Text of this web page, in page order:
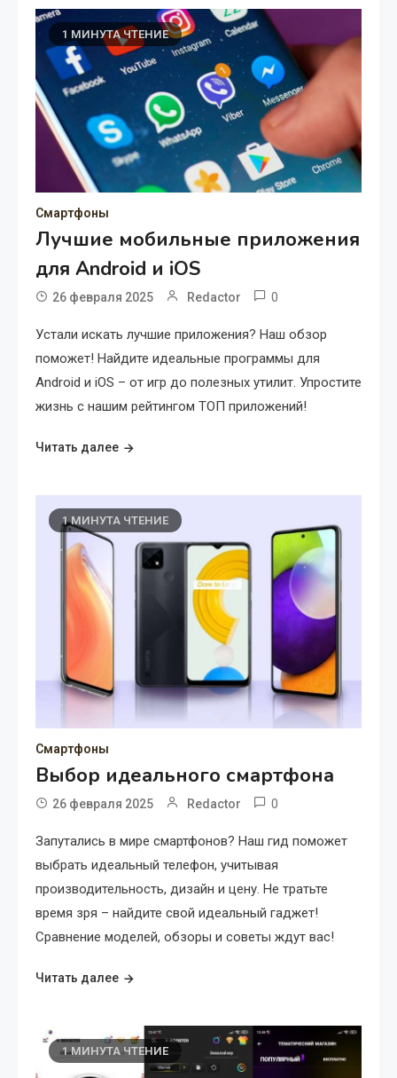
1 МИНУТА ЧТЕНИЕ
Смартфоны
Лучшие мобильные приложения
для Android и iOS
26 февраля 2025 Redactor 0
Устали искать лучшие приложения? Наш обзор
поможет! Найдите идеальные программы для
Android и iOS – от игр до полезных утилит. Упростите
жизнь с нашим рейтингом ТОП приложений!
Читать далее
1 МИНУТА ЧТЕНИЕ
Смартфоны
Выбор идеального смартфона
26 февраля 2025 Redactor 0
Запутались в мире смартфонов? Наш гид поможет
выбрать идеальный телефон, учитывая
производительность, дизайн и цену. Не тратьте
время зря – найдите свой идеальный гаджет!
Сравнение моделей, обзоры и советы ждут вас!
Читать далее
1 МИНУТА ЧТЕНИЕ